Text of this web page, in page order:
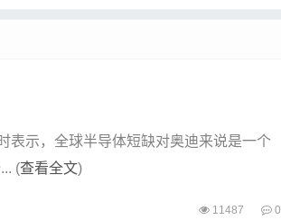
表示，全球半导体短缺对奥迪来说是一个
(查看全文)
11487 0